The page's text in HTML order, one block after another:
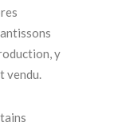
y
vendu.